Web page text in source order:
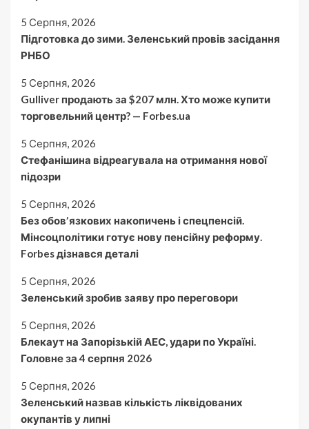
5 Серпня, 2026
Підготовка до зими. Зеленський провів засідання
РНБО
5 Серпня, 2026
Gulliver продають за $207 млн. Хто може купити
торговельний центр? — Forbes.ua
5 Серпня, 2026
Стефанішина відреагувала на отримання нової
підозри
5 Серпня, 2026
Без обовʼязкових накопичень і спецпенсій.
Мінсоцполітики готує нову пенсійну реформу.
Forbes дізнався деталі
5 Серпня, 2026
Зеленський зробив заяву про переговори
5 Серпня, 2026
Блекаут на Запорізькій АЕС, удари по Україні.
Головне за 4 серпня 2026
5 Серпня, 2026
Зеленський назвав кількість ліквідованих
окупантів у липні